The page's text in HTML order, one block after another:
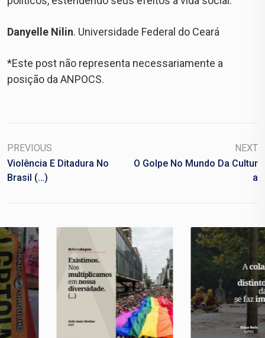
Danyelle Nilin. Universidade Federal do Ceará
*Este post não representa necessariamente a
posição da ANPOCS.
PREVIOUS
Violência E Ditadura No
Brasil (…)
NEXT
O Golpe No Mundo Da Cultur
A